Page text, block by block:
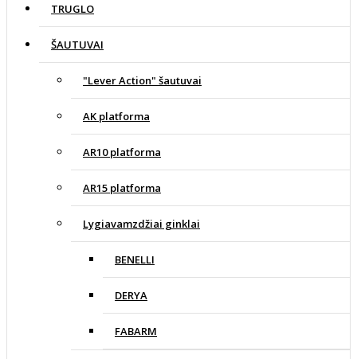
TRUGLO
ŠAUTUVAI
"Lever Action" šautuvai
AK platforma
AR10 platforma
AR15 platforma
Lygiavamzdžiai ginklai
BENELLI
DERYA
FABARM